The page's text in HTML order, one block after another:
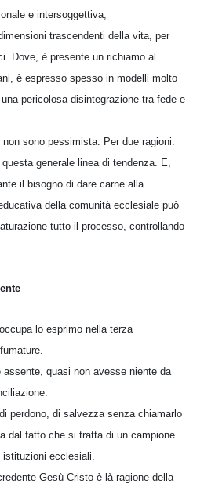
e intersoggettiva;
trascendenti della vita, per
Dove, è presente un richiamo al
è espresso spesso in modelli molto
pericolosa disintegrazione tra fede e
sono pessimista. Per due ragioni.
generale linea di tendenza. E,
il bisogno di dare carne alla
della comunità ecclesiale può
tutto il processo, controllando
lo esprimo nella terza
quasi non avesse niente da
perdono, di salvezza senza chiamarlo
dal fatto che si tratta di un campione
ecclesiali.
Gesù Cristo è là ragione della